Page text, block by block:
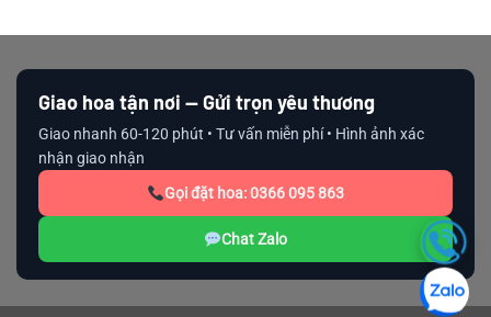
Giao hoa tận nơi — Gửi trọn yêu thương
Giao nhanh 60-120 phút • Tư vấn miễn phí • Hình ảnh xác
nhận giao nhận
Gọi đặt hoa: 0366 095 863
Chat Zalo